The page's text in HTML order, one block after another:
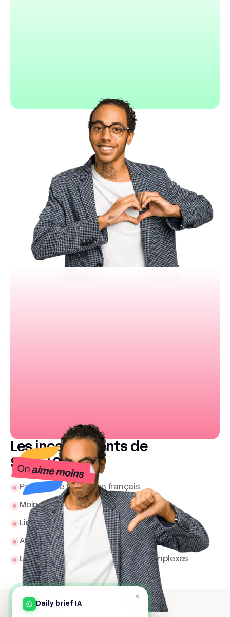
Interface intuitive et moderne
Structure relationnelle avancée
Templates prêts à l'emploi
Automatisations natives puissantes
Collaboration temps réel fluide
Les inconvénients de
SmartSuite
Pas encore traduit en français
Moins flexible qu'Airtable Pro
Limiter certaines vues aux plans payants
API encore jeune
Learning curve pour structures complexes
×
Daily brief IA